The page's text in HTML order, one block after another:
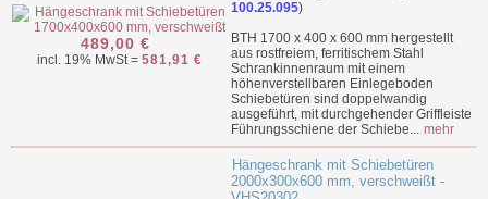
489,00 €
incl. 19% MwSt = 581,91 €
100.25.095)
BTH 1700 x 400 x 600 mm hergestellt
aus rostfreiem, ferritischem Stahl
Schrankinnenraum mit einem
höhenverstellbaren Einlegeboden
Schiebetüren sind doppelwandig
ausgeführt, mit durchgehender Griffleiste
Führungsschiene der Schiebe... mehr
Hängeschrank mit Schiebetüren
2000x300x600 mm, verschweißt -